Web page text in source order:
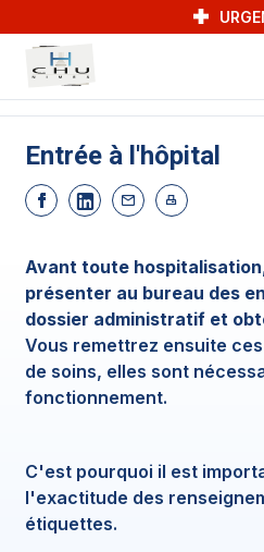
Entrée à l'hôpital
Avant toute hospitalisation
présenter au bureau des
dossier administratif et
Vous remettrez ensuite
de soins, elles sont
fonctionnement.
C'est pourquoi il est
l'exactitude des
étiquettes.